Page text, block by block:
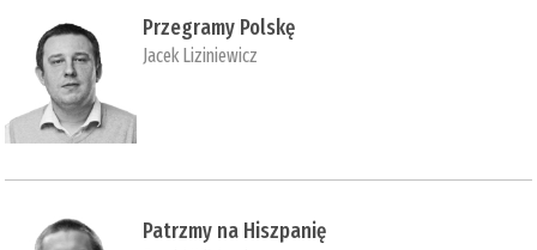
Przegramy Polskę
Jacek Liziniewicz
Patrzmy na Hiszpanię